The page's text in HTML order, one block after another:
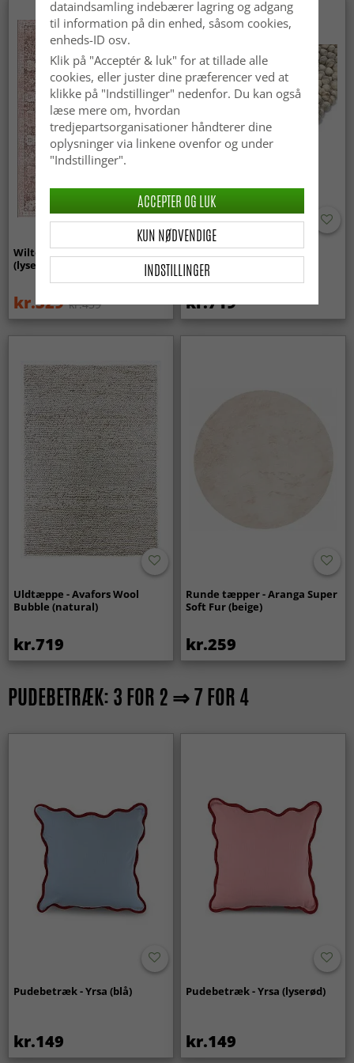
Wilton-tæppe - Gombalia
(lyserød)
kr.329 kr.439
Nyhed
Uldtæppe - Avafors Wool
Bubble (grå/beige)
kr.719
Uldtæppe - Avafors Wool
Bubble (natural)
kr.719
Runde tæpper - Aranga Super
Soft Fur (beige)
kr.259
PUDEBETRÆK: 3 FOR 2 ⇒ 7 FOR 4
Pudebetræk - Yrsa (blå)
kr.149
Pudebetræk - Yrsa (lyserød)
kr.149
dataindsamling indebærer lagring og adgang
til information på din enhed, såsom cookies,
enheds-ID osv.
Klik på "Acceptér & luk" for at tillade alle
cookies, eller juster dine præferencer ved at
klikke på "Indstillinger" nedenfor. Du kan også
læse mere om, hvordan
tredjepartsorganisationer håndterer dine
oplysninger via linkene ovenfor og under
"Indstillinger".
INDSTILLINGER
KUN NØDVENDIGE
ACCEPTER OG LUK